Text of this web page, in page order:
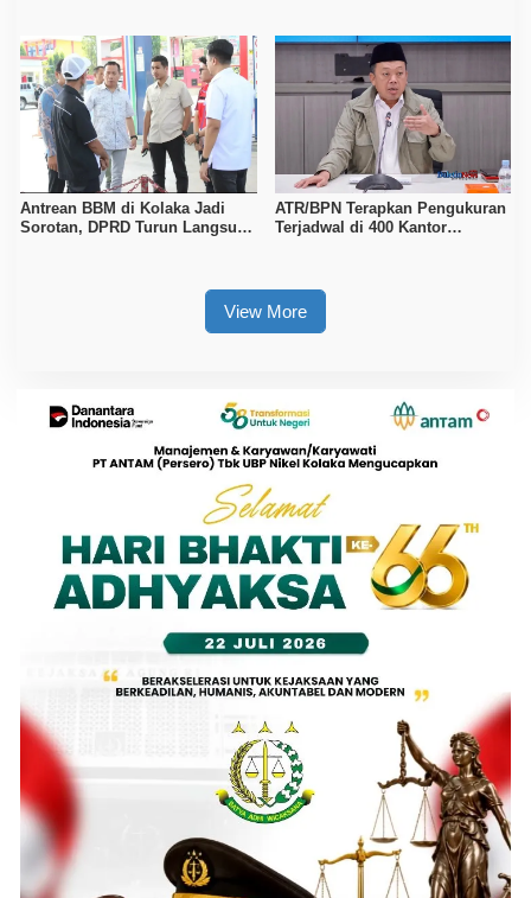
Antrean BBM di Kolaka Jadi
Sorotan, DPRD Turun Langsung
ATR/BPN Terapkan Pengukuran
Terjadwal di 400 Kantor
View More